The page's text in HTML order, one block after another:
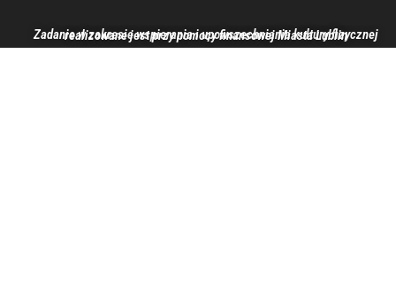
Zadanie w zakresie wspierania i upowszechniania kultury fizycznej realizowane jest przy pomocy finansowej Miasta Lublin